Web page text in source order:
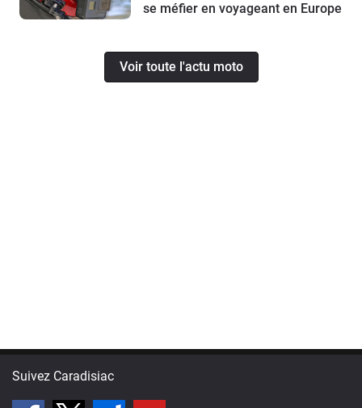
se méfier en voyageant en Europe
Voir toute l'actu moto
Suivez Caradisiac